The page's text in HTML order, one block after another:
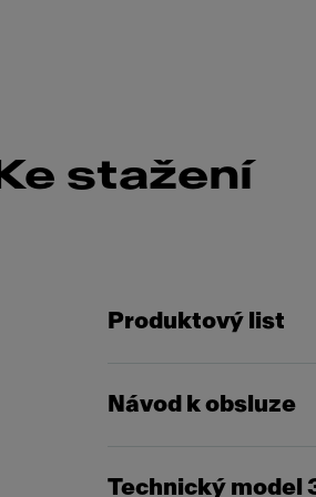
Ke stažení
Produktový list
Návod k obsluze
Technický model